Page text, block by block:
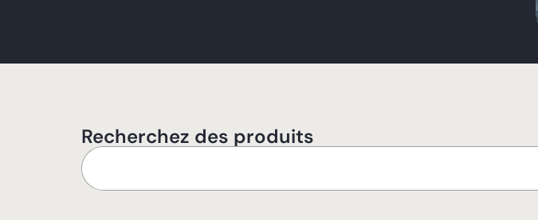
Recherchez des produits